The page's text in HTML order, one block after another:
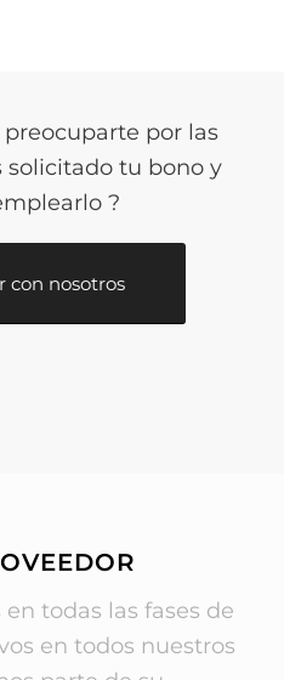
preocuparte por las
solicitado tu bono y
?
con nosotros
todas las fases de
en todos nuestros